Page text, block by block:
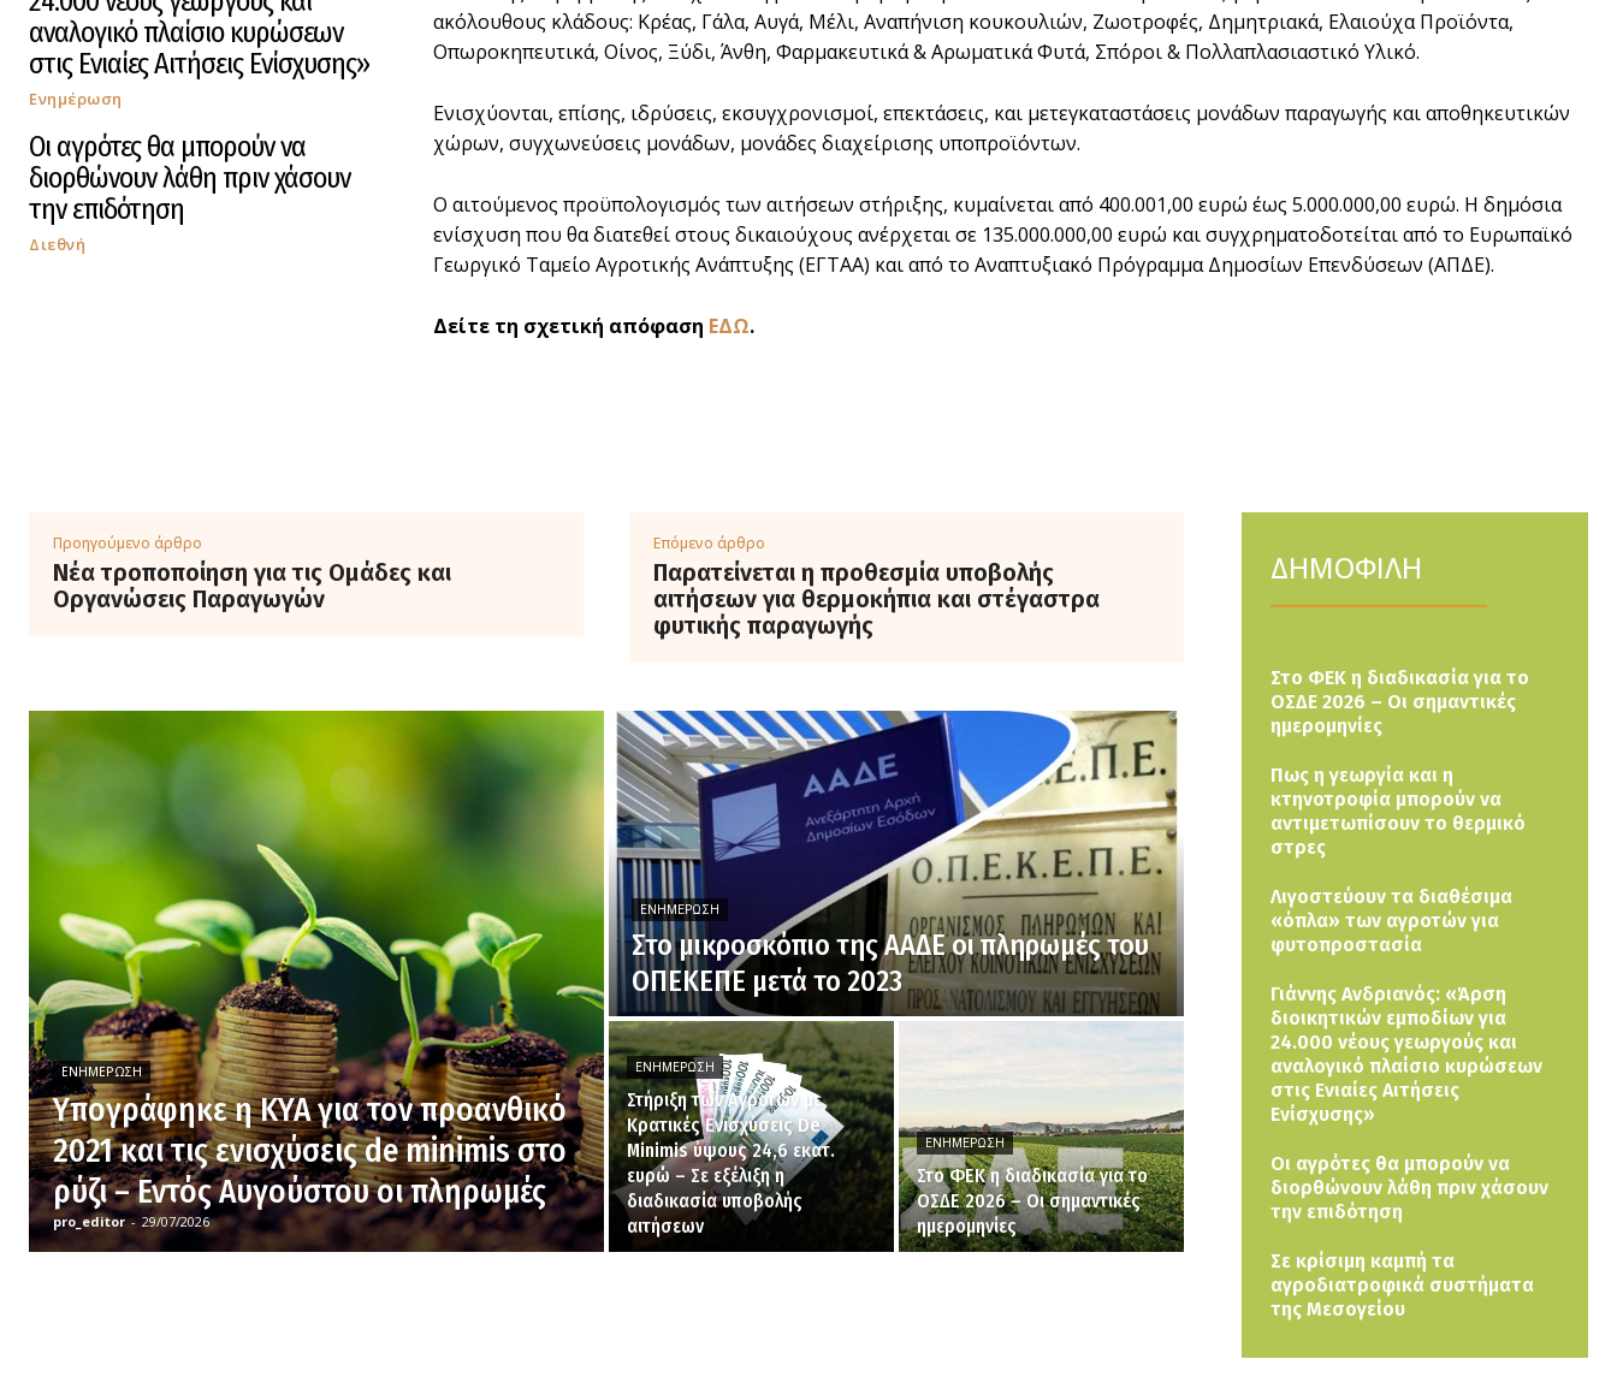
αναλογικό πλαίσιο κυρώσεων
στις Ενιαίες Αιτήσεις Ενίσχυσης»
Ενημέρωση
Οι αγρότες θα μπορούν να
διορθώνουν λάθη πριν χάσουν
την επιδότηση
Διεθνή
ακόλουθους κλάδους: Κρέας, Γάλα, Αυγά, Μέλι, Αναπήνιση κουκουλιών, Ζωοτροφές, Δημητριακά, Ελαιούχα Προϊόντα,
Οπωροκηπευτικά, Οίνος, Ξύδι, Άνθη, Φαρμακευτικά & Αρωματικά Φυτά, Σπόροι & Πολλαπλασιαστικό Υλικό.
Ενισχύονται, επίσης, ιδρύσεις, εκσυγχρονισμοί, επεκτάσεις, και μετεγκαταστάσεις μονάδων παραγωγής και αποθηκευτικών
χώρων, συγχωνεύσεις μονάδων, μονάδες διαχείρισης υποπροϊόντων.
Ο αιτούμενος προϋπολογισμός των αιτήσεων στήριξης, κυμαίνεται από 400.001,00 ευρώ έως 5.000.000,00 ευρώ. Η δημόσια
ενίσχυση που θα διατεθεί στους δικαιούχους ανέρχεται σε 135.000.000,00 ευρώ και συγχρηματοδοτείται από το Ευρωπαϊκό
Γεωργικό Ταμείο Αγροτικής Ανάπτυξης (ΕΓΤΑΑ) και από το Αναπτυξιακό Πρόγραμμα Δημοσίων Επενδύσεων (ΑΠΔΕ).
Δείτε τη σχετική απόφαση ΕΔΩ.
Προηγούμενο άρθρο
Νέα τροποποίηση για τις Ομάδες και
Οργανώσεις Παραγωγών
Επόμενο άρθρο
Παρατείνεται η προθεσμία υποβολής
αιτήσεων για θερμοκήπια και στέγαστρα
φυτικής παραγωγής
ΕΝΗΜΈΡΩΣΗ
Υπογράφηκε η ΚΥΑ για τον προανθικό
2021 και τις ενισχύσεις de minimis στο
ρύζι – Εντός Αυγούστου οι πληρωμές
pro_editor - 29/07/2026
ΕΝΗΜΈΡΩΣΗ
Στο μικροσκόπιο της ΑΑΔΕ οι πληρωμές του
ΟΠΕΚΕΠΕ μετά το 2023
ΕΝΗΜΈΡΩΣΗ
Στήριξη των Αγροτών με
Κρατικές Ενισχύσεις De
Minimis ύψους 24,6 εκατ.
ευρώ – Σε εξέλιξη η
διαδικασία υποβολής
αιτήσεων
ΕΝΗΜΈΡΩΣΗ
Στο ΦΕΚ η διαδικασία για το
ΟΣΔΕ 2026 – Οι σημαντικές
ημερομηνίες
ΔΗΜΟΦΙΛΗ
Στο ΦΕΚ η διαδικασία για το
ΟΣΔΕ 2026 – Οι σημαντικές
ημερομηνίες
Πως η γεωργία και η
κτηνοτροφία μπορούν να
αντιμετωπίσουν το θερμικό
στρες
Λιγοστεύουν τα διαθέσιμα
«όπλα» των αγροτών για
φυτοπροστασία
Γιάννης Ανδριανός: «Άρση
διοικητικών εμποδίων για
24.000 νέους γεωργούς και
αναλογικό πλαίσιο κυρώσεων
στις Ενιαίες Αιτήσεις
Ενίσχυσης»
Οι αγρότες θα μπορούν να
διορθώνουν λάθη πριν χάσουν
την επιδότηση
Σε κρίσιμη καμπή τα
αγροδιατροφικά συστήματα
της Μεσογείου